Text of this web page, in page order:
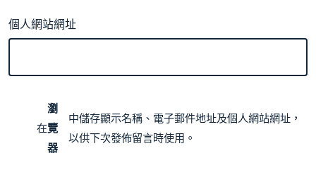
個人網站網址
在
瀏
覽
器
中儲存顯示名稱、電子郵件地址及個人網站網址，
以供下次發佈留言時使用。